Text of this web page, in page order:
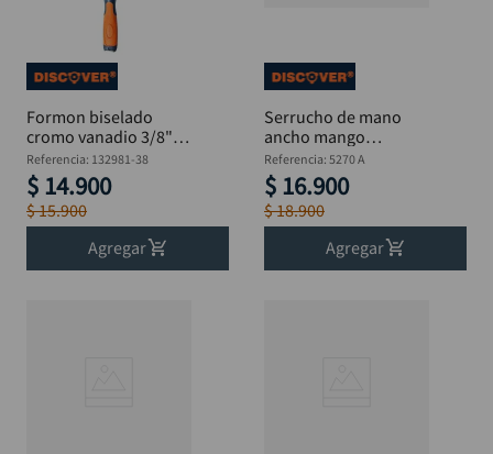
Formon biselado
cromo vanadio 3/8"
DISCOVER
Referencia: 132981-38
$ 14.900
$15.900
Agregar
Serrucho de mano
ancho mango
ergonómico
DISCOVER 16"
Referencia: 5270 A
$ 16.900
$18.900
Agregar